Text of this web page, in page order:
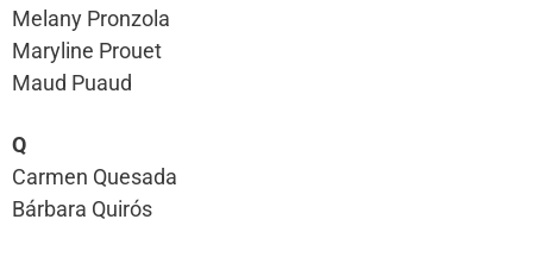
Melany Pronzola
Maryline Prouet
Maud Puaud
Q
Carmen Quesada
Bárbara Quirós